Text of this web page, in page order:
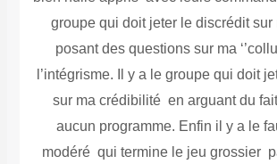
groupe qui doit jeter le discrédit
posant des questions sur ma
l’intégrisme. Il y a le groupe qui doit
sur ma crédibilité en arguant du
aucun programme. Enfin il y a le
modéré qui termine le jeu grossier